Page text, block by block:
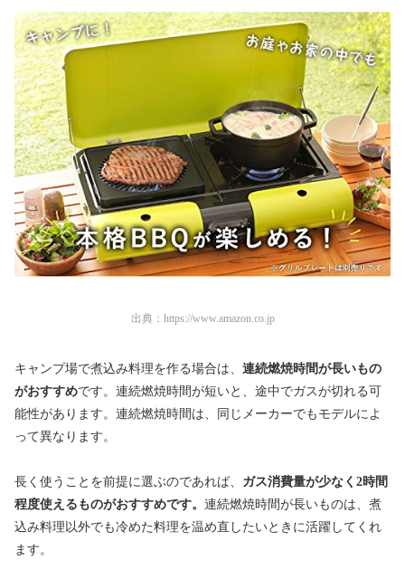
出典： https://www.amazon.co.jp
キャンプ場で煮込み料理を作る場合は、 連続燃焼時間が長いもの
がおすすめです。連続燃焼時間が短いと、途中でガスが切れる可
能性があります。連続燃焼時間は、同じメーカーでもモデルによ
って異なります。
長く使うことを前提に選ぶのであれば、 ガス消費量が少なく2時間
程度使えるものがおすすめです。 連続燃焼時間が長いものは、煮
込み料理以外でも冷めた料理を温め直したいときに活躍してくれ
ます。